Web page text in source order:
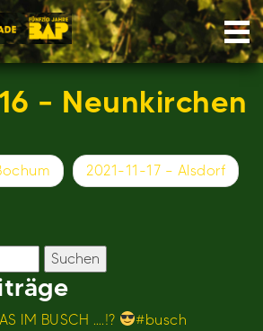
– Neunkirchen
2021-11-17 – Alsdorf
IM BUSCH ….!?
#busch